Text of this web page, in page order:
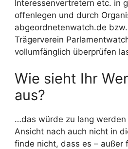
Interessenvertretern etc. in
offenlegen und durch
abgeordnetenwatch.de
Trägerverein
vollumfänglich überprüfen
Wie sieht Ihr
aus?
…das würde zu lang
Ansicht nach auch nicht in
finde nicht, dass es – außer